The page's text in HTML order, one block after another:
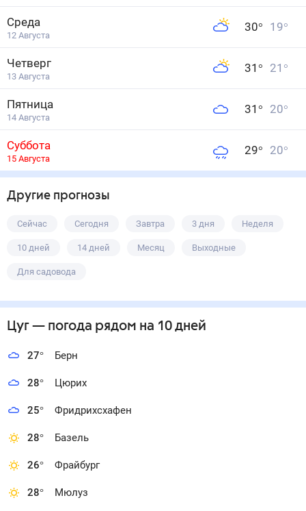
Среда
12 Августа
30° 19°
Четверг
13 Августа
31 ° 21 °
Пятница
14 Августа
31 ° 20°
Суббота
15 Августа
29° 20°
Другие прогнозы
Сейчас Сегодня Завтра 3 дня Неделя
10 дней 14 дней Месяц Выходные
Для садовода
Цуг— погода рядом на 10 дней
27° Берн
28° Цюрих
25° Фридрихсхафен
28° Базель
26° Фрайбург
28° Мюлуз